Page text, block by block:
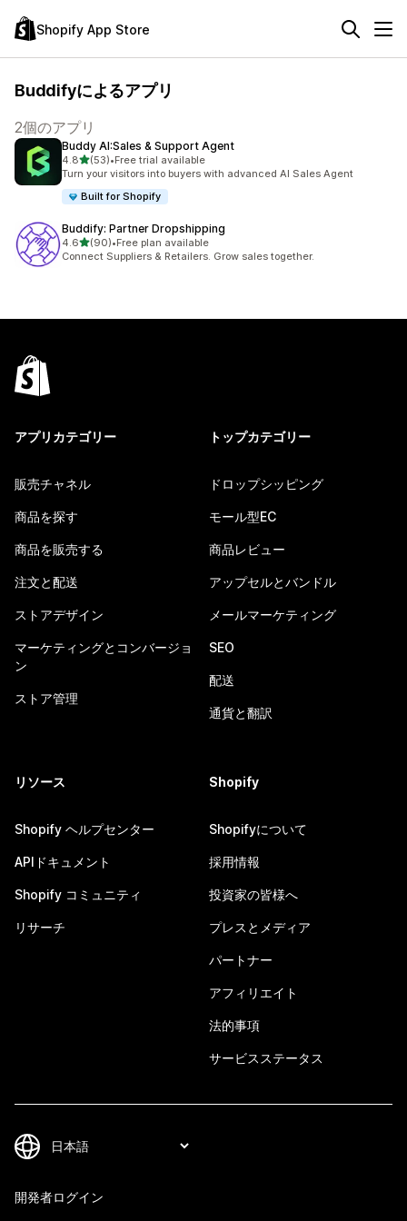
Shopify App Store
Buddifyによるアプリ
2個のアプリ
Buddy AI:Sales & Support Agent
4.85つ星中
(53)
合計レビュー数：53件
•Free trial available
Turn your visitors into buyers with advanced AI Sales Agent
Built for Shopify
Buddify: Partner Dropshipping
4.65つ星中
(90)
合計レビュー数：90件
•Free plan available
Connect Suppliers & Retailers. Grow sales together.
アプリカテゴリー
販売チャネル
商品を探す
商品を販売する
注文と配送
ストアデザイン
マーケティングとコンバージョ
ン
ストア管理
トップカテゴリー
ドロップシッピング
モール型EC
商品レビュー
アップセルとバンドル
メールマーケティング
SEO
配送
通貨と翻訳
リソース
Shopify ヘルプセンター
APIドキュメント
Shopify コミュニティ
リサーチ
Shopify
Shopifyについて
採用情報
投資家の皆様へ
プレスとメディア
パートナー
アフィリエイト
法的事項
サービスステータス
開発者ログイン